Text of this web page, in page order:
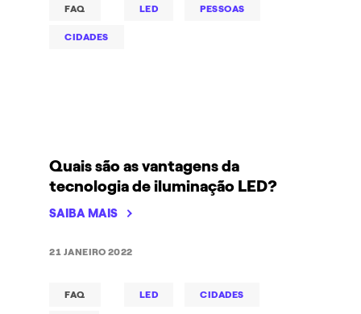
FAQ LED PESSOAS
CIDADES
Quais são as vantagens da
tecnologia de iluminação LED?
SAIBA MAIS
FAQ LED CIDADES
21 JANEIRO 2022